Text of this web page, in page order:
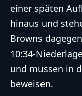
einer späten
hinaus und
Browns
10:34-
und müssen in
beweisen.